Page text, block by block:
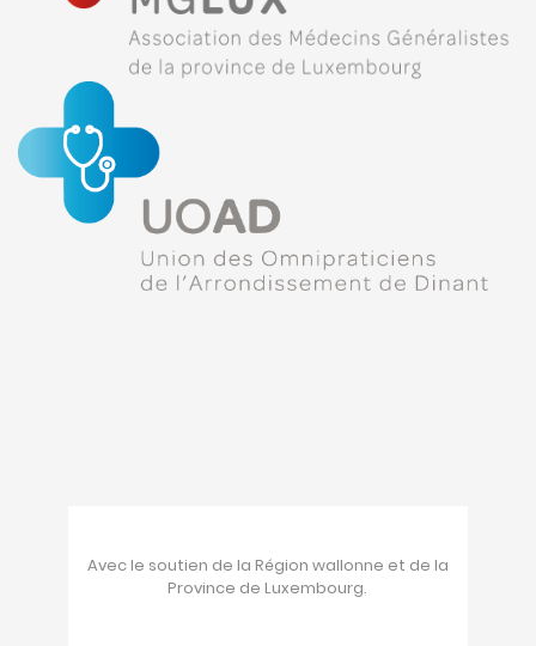
Avec le soutien de la Région wallonne et de la
Province de Luxembourg.